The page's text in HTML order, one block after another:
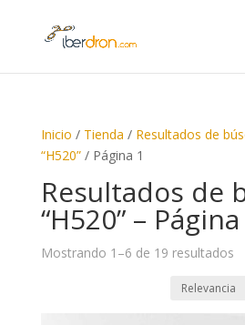
Inicio / Tienda / Resultados de
“H520”/ Página 1
Resultados de
“H520” – Página
Mostrando 1–6 de 19 resultados